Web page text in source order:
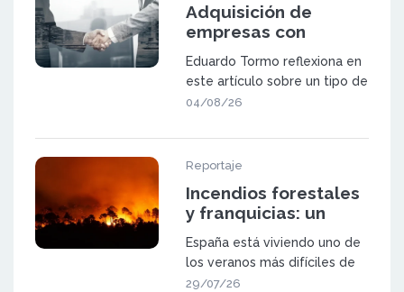
Adquisición de
empresas con
potencial de
expansión mediante
franquicia
Eduardo Tormo reflexiona en
este artículo sobre un tipo de
oportunidad que va a ganar
04/08/26
Reportaje
Incendios forestales
y franquicias: un
sector a prueba
España está viviendo uno de
los veranos más difíciles de
las últimas décadas. Los in
29/07/26